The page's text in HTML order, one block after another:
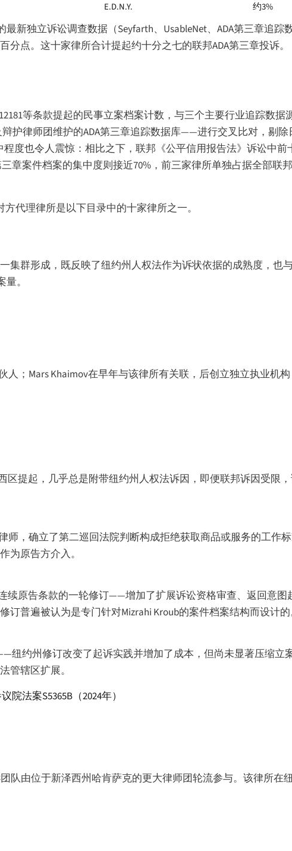
E.D.N.Y. 约3%
新独立诉讼调查数据（Seyfarth、UsableNet、ADA第三章追踪
点。这十家律所合计提起约十分之七的联邦ADA第三章投诉。
等条款提起的民事立案档案计数，与三个主要行业追踪数
护律师团维护的ADA第三章追踪数据库——进行交叉比对，剔
度也令人震惊：相比之下，联邦《公平信用报告法》诉讼中前
章案件档案的集中度则接近70%，前三家律所单独占据全部联
代理律所是以下目录中的十家律所之一。
群形成，既反映了纽约州人权法作为诉状依据的成熟度，也
。
；Mars Khaimov在早年与该律所有关联，后创立独立执业机构
提起，几乎总是附带纽约州人权法诉因，即便联邦诉因受限
，确立了第二巡回法院判断构成拒绝获取商品或服务的工作
为原告方介入。
续原告条款的一轮修订——增加了扩展诉讼资格审查、返回意图
普遍被认为是专门针对Mizrahi Kroub的案件档案结构而设计的
纽约州修订改变了起诉实践并增加了成本，但尚未显著压缩立
管辖区扩展。
院法案S5365B（2024年）
队由位于新泽西州哈肯萨克的更大律师团轮流参与。该律所在